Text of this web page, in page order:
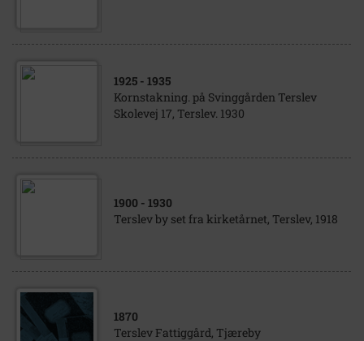
1925 - 1935
Kornstakning. på Svinggården Terslev
Skolevej 17, Terslev. 1930
1900 - 1930
Terslev by set fra kirketårnet, Terslev, 1918
1870
Terslev Fattiggård, Tjæreby